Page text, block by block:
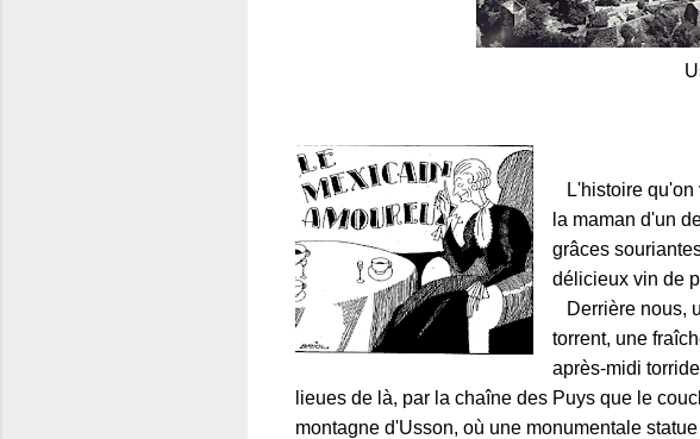
L'histoire qu'on
la maman d'un
grâces
délicieux vin de
Derrière nous,
torrent, une
après-midi
lieues de là, par la chaîne des Puys que le
montagne d'Usson, où une monumentale